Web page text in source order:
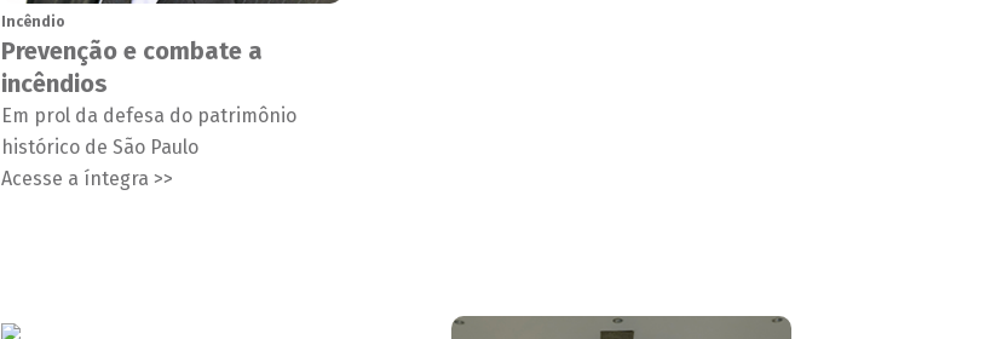
Incêndio
Prevenção e combate a
incêndios
Em prol da defesa do patrimônio
histórico de São Paulo
Acesse a íntegra >>